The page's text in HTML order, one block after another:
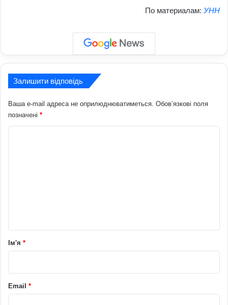
По материалам: УНН
Залишити відповідь
Ваша e-mail адреса не оприлюднюватиметься. Обов’язкові поля
позначені *
рІм'я *
Email *